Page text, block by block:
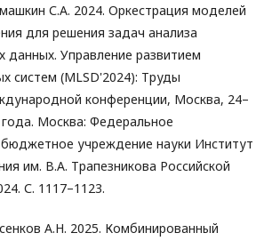
С.А. 2024. Оркестрация моделей
для решения задач анализа
данных. Управление развитием
систем (MLSD'2024): Труды
конференции, Москва, 24–
Москва: Федеральное
бюджетное учреждение науки Институт
им. В.А. Трапезникова Российской
С. 1117–1123.
А.Н. 2025. Комбинированный